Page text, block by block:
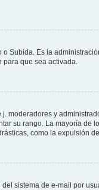
Subida. Es la
que sea activada.
moderadores y
su rango. La mayoría de
como la expulsión
sistema de e-mail por